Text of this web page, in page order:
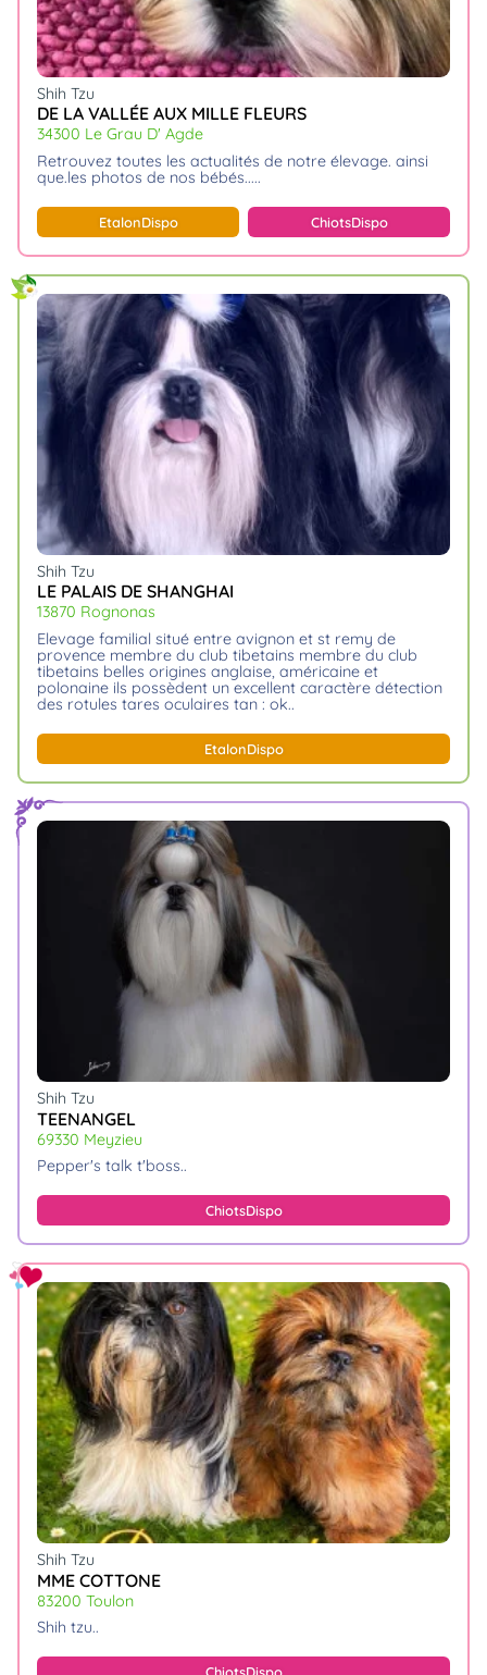
Shih Tzu
DE LA VALLÉE AUX MILLE FLEURS
34300 Le Grau D' Agde
retrouvez toutes les actualités de notre élevage. ainsi
que.les photos de nos bébés...
EtalonDispo ChiotsDispo
Shih Tzu
LE PALAIS DE SHANGHAI
13870 Rognonas
elevage familial situé entre avignon et st remy de
provence membre du club tibetains membre du club
tibetains belles origines anglaise, américaine et
polonaine ils possèdent un excellent caractère détection
des rotules tares oculaires tan : ok
EtalonDispo
Shih Tzu
TEENANGEL
69330 Meyzieu
pepper's talk t'boss
ChiotsDispo
Shih Tzu
MME COTTONE
83200 Toulon
shih tzu